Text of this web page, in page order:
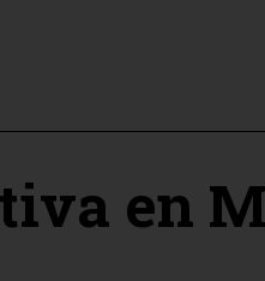
en